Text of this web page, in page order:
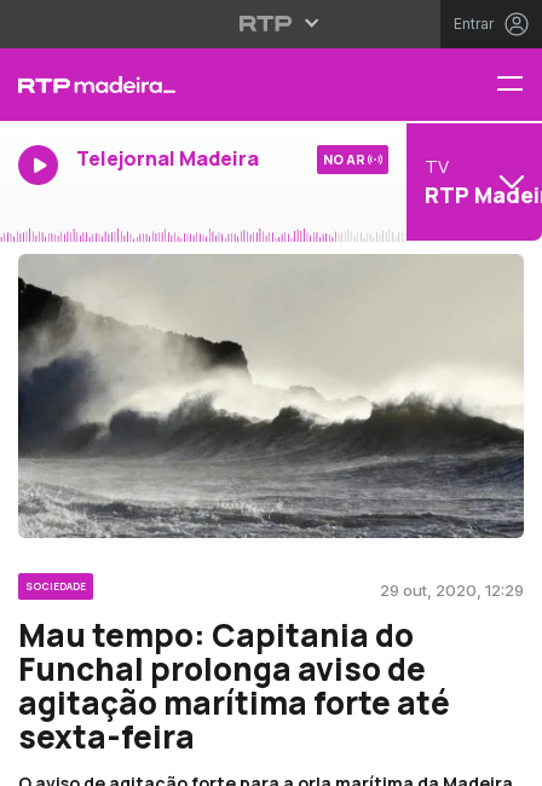
Entrar
Telejornal Madeira NO AR TV
RTP
SOCIEDADE 29 out, 2020, 12:29
Mau tempo: Capitania do
Funchal prolonga aviso de
agitação marítima forte até
sexta-feira